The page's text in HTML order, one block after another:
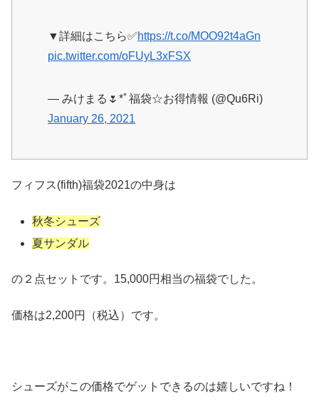
▼詳細はこちら✅https://t.co/MOO92t4aGn
pic.twitter.com/oFUyL3xFSX
— みけまる🌷*ﾟ福袋☆お得情報 (@Qu6Ri)
January 26, 2021
フィフス(fifth)福袋2021の中身は
秋冬シューズ
夏サンダル
の２点セットです。15,000円相当の福袋でした。
価格は2,200円（税込）です。
シューズがこの価格でゲットできるのは嬉しいですね！